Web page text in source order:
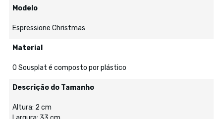
Modelo
Espressione Christmas
Material
O Sousplat é composto por plástico
Descrição do Tamanho
Altura: 2 cm